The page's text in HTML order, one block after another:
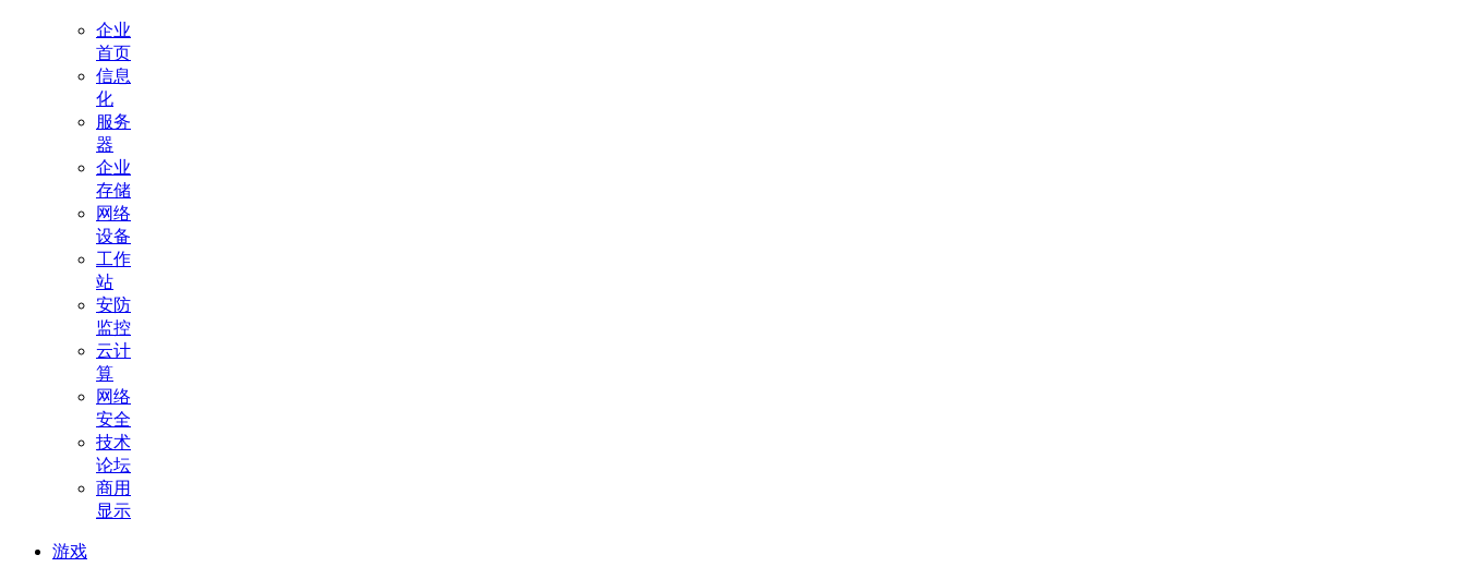
企业
首页
信息
化
服务
器
企业
存储
网络
设备
工作
站
安防
监控
云计
算
网络
安全
技术
论坛
商用
显示
游戏